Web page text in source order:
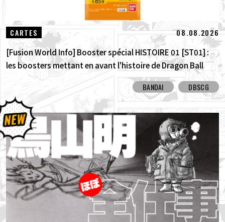
CARTES 08.08.2026
[Fusion World Info] Booster spécial HISTOIRE 01 [ST01] :
les boosters mettant en avant l'histoire de Dragon Ball
sont arrivés ! Découvrez toutes les cartes à illustration
alternative !
BANDAI DBSCG